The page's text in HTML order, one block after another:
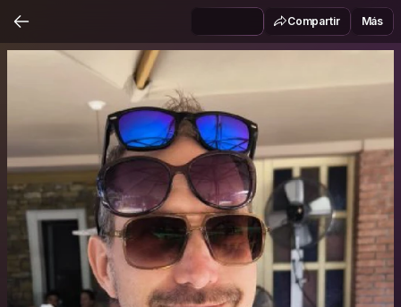
Compartir Más